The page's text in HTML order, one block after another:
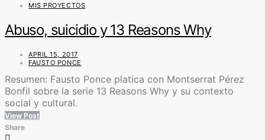
MIS PROYECTOS
Abuso, suicidio y 13 Reasons Why
APRIL 15, 2017
FAUSTO PONCE
Resumen: Fausto Ponce platica con Montserrat Pérez
Bonfil sobre la serie 13 Reasons Why y su contexto
social y cultural.
View Post
Share